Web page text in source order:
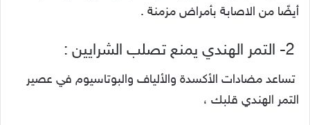
أيضًا من الاصابة بأمراض مزمنة .
تساعد مضادات الأكسدة والألياف والبوتاسيوم في عصير
التمر الهندي قلبك ،